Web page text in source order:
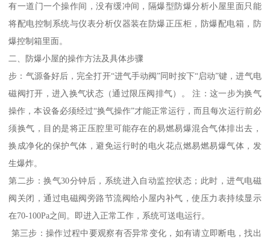
有一道门一个操作间，没有缓冲间，隔爆型防爆分析小屋里面只能
将配电控制系统与仪表分析仪器装在防爆正压柜，防爆配电箱，防
爆控制箱里面。
二、防爆小屋的操作方法及具体步骤
步：气源备好后，完全打开“进气手动阀”同时按下“启动”键，进气电
磁阀打开，进入换气状态（通过限压阀排气）。 注：这一步为换气
操作，本设备必须经过“换气操作”才能正常运行，而且每次运行前必
须换气，目的是将正压腔里可能存在的易燃易爆混合气体排出去，
换成净化的保护气体，避免运行时的电火花点燃易燃易爆气体，发
生爆炸。
第二步：换气30分钟后，系统进入自动监控状态；此时，进气电磁
阀关闭，通过电磁阀旁路节流阀给小屋内补气，使压力表持续显示
在70-100Pa之间。即进入正常工作，系统可送电运行。
第三步：操作过程中要观察有否异常变化，如有请立即断电，找出